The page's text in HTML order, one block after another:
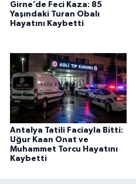
Girne’de Feci Kaza: 85
Yaşındaki Turan Obalı
Hayatını Kaybetti
Antalya Tatili Faciayla Bitti:
Uğur Kaan Onat ve
Muhammet Torcu Hayatını
Kaybetti